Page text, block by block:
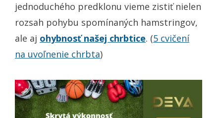
jednoduchého predklonu vieme zistiť nielen
rozsah pohybu spomínaných hamstringov,
ale aj ohybnosť našej chrbtice. (5 cvičení
na uvoľnenie chrbta)